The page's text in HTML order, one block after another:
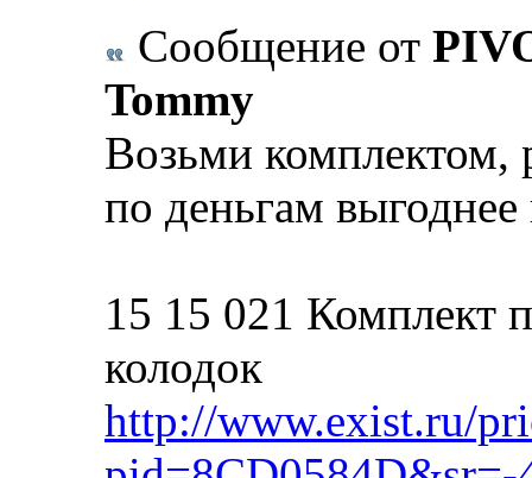
Сообщение от
Tommy
Возьми комплектом,
по деньгам выгоднее
15 15 021 Комплект
колодок
http://www.exist.ru/